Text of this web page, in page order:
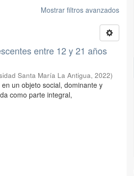
Mostrar filtros avanzados
entre 12 y 21 años
Santa María La Antigua,2022)
un objeto social, dominante y
como parte integral,